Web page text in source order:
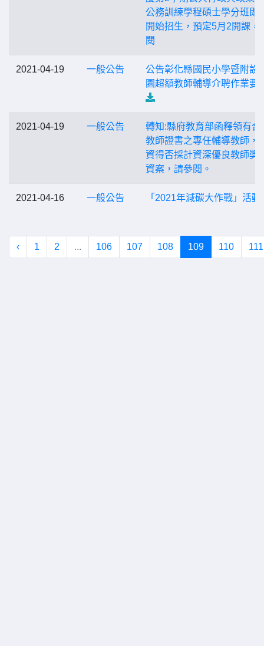
公務訓練學程碩士學分班即
開始招生，預定5月2開課，
閱
2021-04-19 一般公告
公告彰化縣國民小學暨附設
園超額教師輔導介聘作業要
2021-04-19 一般公告
轉知:縣府教育部函釋領有合
教師證書之專任輔導教師，
資得否採計資深優良教師獎
資案，請參閱。
2021-04-16 一般公告 「2021年減碳大作戰」活動
‹ 1 2 ... 106 107 108 109 110 111